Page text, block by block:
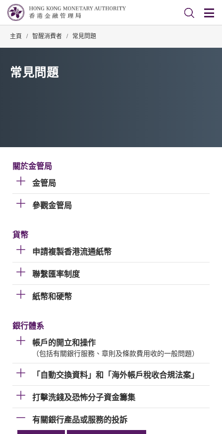
主頁 / 智醒消費者 / 常見問題
常見問題
關於金管局
金管局
參觀金管局
貨幣
申請複製香港流通紙幣
聯繫匯率制度
紙幣和硬幣
銀行體系
帳戶的開立和操作
（包括有關銀行服務、章則及條款費用收的一般問題）
「自動交換資料」和「海外帳戶稅收合規法案」
打擊洗錢及恐怖分子資金籌集
有關銀行產品或服務的投訴